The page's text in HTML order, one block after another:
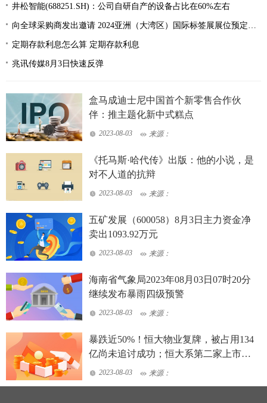
井松智能(688251.SH)：公司自研自产的设备占比在60%左右
向全球采购商发出邀请 2024亚洲（大湾区）国际标签展展位预定超千家企业
定期存款利息怎么算 定期存款利息
兆讯传媒8月3日快速反弹
盒马成迪士尼中国首个新零售合作伙
伴：推主题化新中式糕点
2023-08-03 来源：
《托马斯·哈代传》出版：他的小说，是
对不人道的抗辩
2023-08-03 来源：
五矿发展（600058）8月3日主力资金净
卖出1093.92万元
2023-08-03 来源：
海南省气象局2023年08月03日07时20分
继续发布暴雨四级预警
2023-08-03 来源：
暴跌近50%！恒大物业复牌，被占用134
亿尚未追讨成功；恒大系第二家上市公
司迎来复牌
2023-08-03 来源：